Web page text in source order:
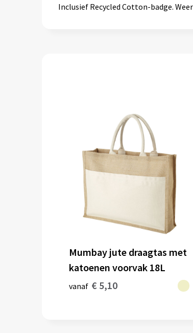
Inclusief Recycled Cotton-badge.
Mumbay jute draagtas met
katoenen voorvak 18L
vanaf € 5,10